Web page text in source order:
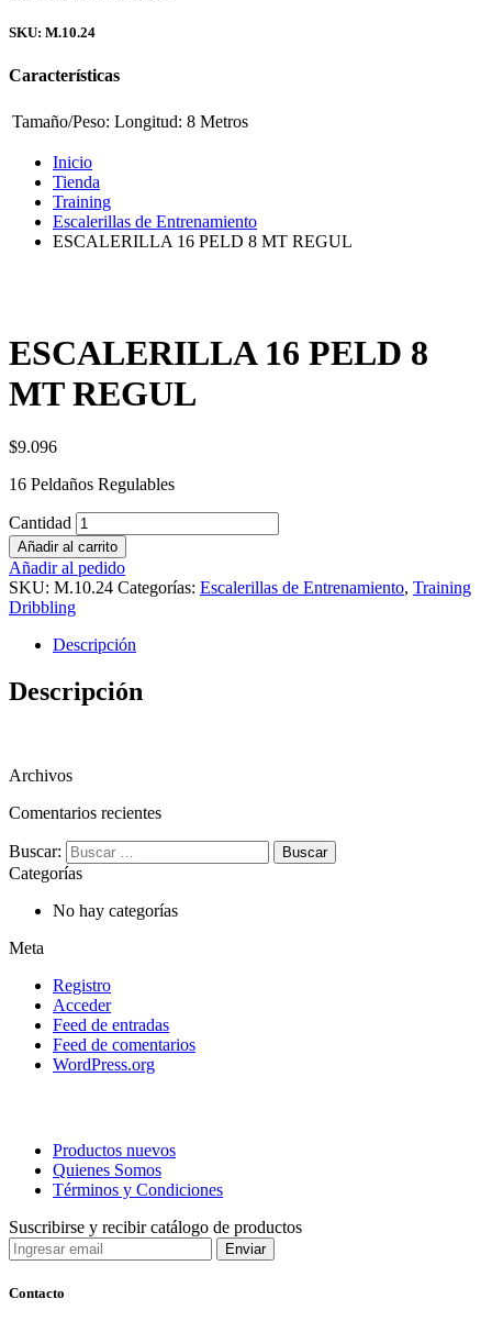
SKU: M.10.24
Características
Tamaño/Peso: Longitud: 8 Metros
Inicio
Tienda
Training
Escalerillas de Entrenamiento
ESCALERILLA 16 PELD 8 MT REGUL
ESCALERILLA 16 PELD 8
MT REGUL
$9.096
16 Peldaños Regulables
Cantidad
Añadir al carrito
Añadir al pedido
SKU: M.10.24 Categorías: Escalerillas de Entrenamiento, Training
Dribbling
Descripción
Descripción
Archivos
Comentarios recientes
Buscar:
Categorías
No hay categorías
Meta
Registro
Acceder
Feed de entradas
Feed de comentarios
WordPress.org
Productos nuevos
Quienes Somos
Términos y Condiciones
Suscribirse y recibir catálogo de productos
Contacto